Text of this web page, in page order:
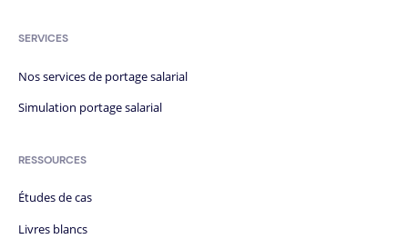
SERVICES
Nos services de portage salarial
Simulation portage salarial
RESSOURCES
Études de cas
Livres blancs